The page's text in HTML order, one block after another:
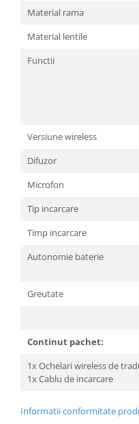
Material rama
Material lentile
Functii
Versiune wireless
Difuzor
Microfon
Tip incarcare
Timp incarcare
Autonomie baterie
Greutate
Continut pachet:
1x Ochelari wireless de
1x Cablu de incarcare
Informatii conformitate